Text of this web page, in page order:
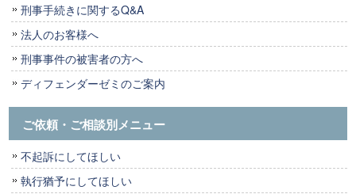
刑事手続きに関するQ&A
法人のお客様へ
刑事事件の被害者の方へ
ディフェンダーゼミのご案内
ご依頼・ご相談別メニュー
不起訴にしてほしい
執行猶予にしてほしい